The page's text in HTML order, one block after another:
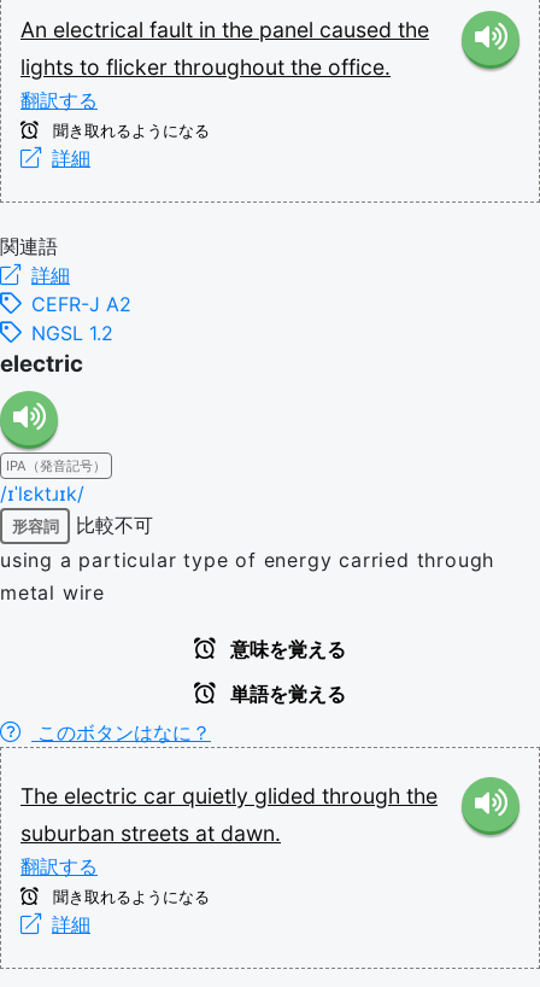
An electrical fault in the panel caused the
lights to flicker throughout the office.
翻訳する
聞き取れるようになる
詳細
関連語
詳細
CEFR-J A2
NGSL 1.2
electric
IPA（発音記号）
/ɪˈlɛktɹɪk/
形容詞
比較不可
using a particular type of energy carried through
metal wire
意味を覚える
単語を覚える
このボタンはなに？
The electric car quietly glided through the
suburban streets at dawn.
翻訳する
聞き取れるようになる
詳細